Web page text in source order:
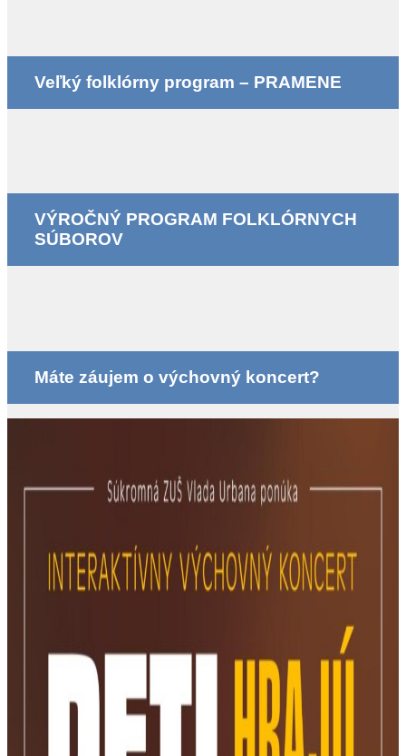
Veľký folklórny program – PRAMENE
VÝROČNÝ PROGRAM FOLKLÓRNYCH
SÚBOROV
Máte záujem o výchovný koncert?